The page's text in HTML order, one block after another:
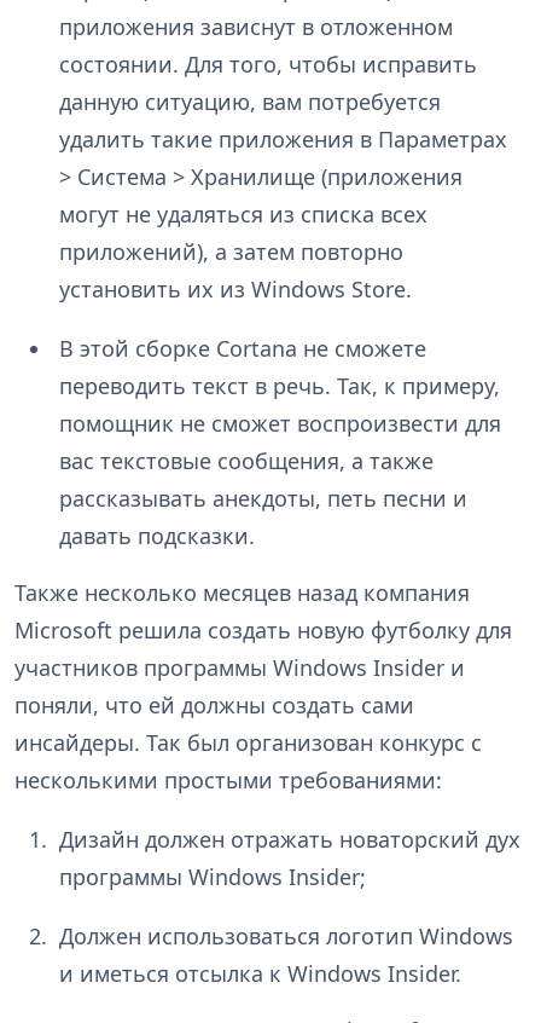
приложения зависнут в отложенном
состоянии. Для того, чтобы исправить
данную ситуацию, вам потребуется
удалить такие приложения в Параметрах
> Система > Хранилище (приложения
могут не удаляться из списка всех
приложений), а затем повторно
установить их из Windows Store.
В этой сборке Cortana не сможете
переводить текст в речь. Так, к примеру,
помощник не сможет воспроизвести для
вас текстовые сообщения, а также
рассказывать анекдоты, петь песни и
давать подсказки.
Также несколько месяцев назад компания
Microsoft решила создать новую футболку для
участников программы Windows Insider и
поняли, что ей должны создать сами
инсайдеры. Так был организован конкурс с
несколькими простыми требованиями:
Дизайн должен отражать новаторский дух
программы Windows Insider;
Должен использоваться логотип Windows
и иметься отсылка к Windows Insider.